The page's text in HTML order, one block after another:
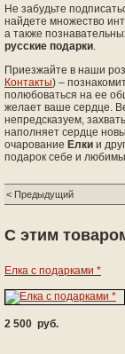
Не забудьте
найдете множество
а также
русские подарки.
Приезжайте в наши
Контакты) –
полюбоваться на ее
желает ваше сердце.
непредсказуем,
наполняет сердце
очарование Елки и
подарок себе и
< Предыдущий
С этим
Елка с подарками *
2 500 руб.